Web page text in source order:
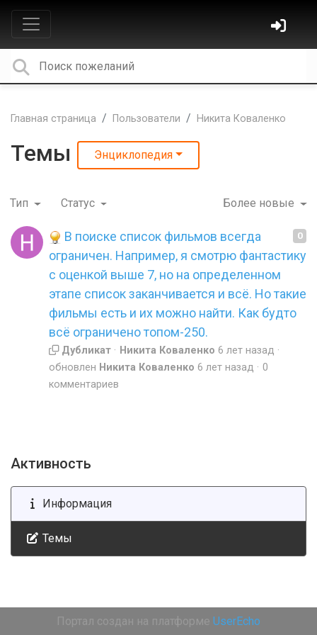
Главная страница Пользователи Никита Коваленко
Темы Энциклопедия
Тип Статус Более новые
0
В поиске список фильмов всегда
ограничен. Например, я смотрю фантастику
с оценкой выше 7, но на определенном
этапе список заканчивается и всё. Но такие
фильмы есть и их можно найти. Как будто
всё ограничено топом-250.
Дубликат Никита Коваленко 6 лет назад
обновлен Никита Коваленко 6 лет назад
0
комментариев
Активность
Информация
Темы
Портал создан на платформе UserEcho